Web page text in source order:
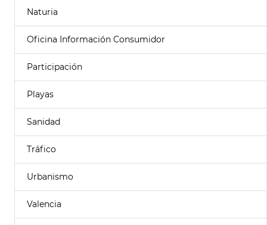
Naturia
Oficina Información Consumidor
Participación
Playas
Sanidad
Tráfico
Urbanismo
Valencia